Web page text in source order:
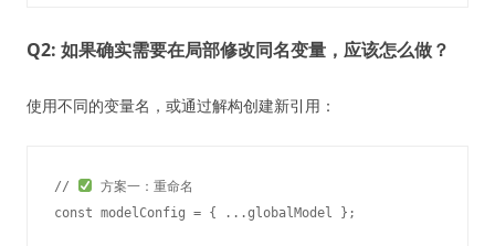
Q2: 如果确实需要在局部修改同名变量，应该怎么做？
使用不同的变量名，或通过解构创建新引用：
//
方案一：重命名
const modelConfig = { ...globalModel };